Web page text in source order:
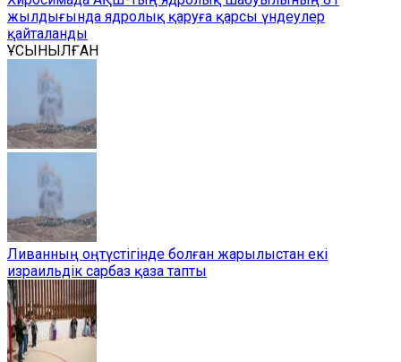
жылдығында ядролық қаруға қарсы үндеулер
қайталанды
ҰСЫНЫЛҒАН
Ливанның оңтүстігінде болған жарылыстан екі
израильдік сарбаз қаза тапты